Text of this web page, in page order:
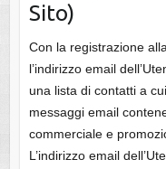
Sito)
Con la registrazione
l’indirizzo email
una lista di contatti a
messaggi email
commerciale e
L’indirizzo email